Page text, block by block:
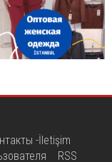
-İletişim
RSS